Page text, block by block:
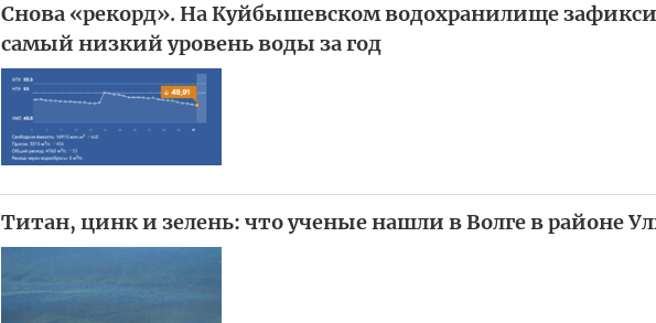
Снова «рекорд». На Куйбышевском водохранилище
самый низкий уровень воды за год
Титан, цинк и зелень: что ученые нашли в Волге в районе